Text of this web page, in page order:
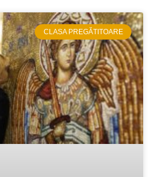
CLASA PREGĂTITOARE